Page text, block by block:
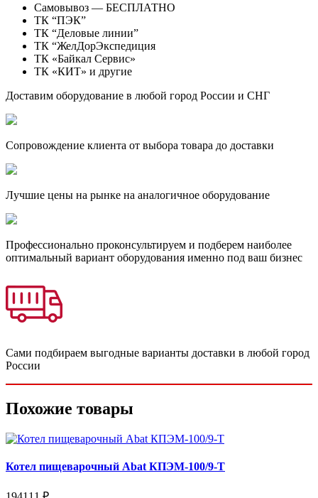
Самовывоз — БЕСПЛАТНО
ТК “ПЭК”
ТК “Деловые линии”
ТК “ЖелДорЭкспедиция
ТК «Байкал Сервис»
ТК «КИТ» и другие
Доставим оборудование в любой город России и СНГ
Сопровождение клиента от выбора товара до доставки
Лучшие цены на рынке на аналогичное оборудование
Профессионально проконсультируем и подберем наиболее
оптимальный вариант оборудования именно под ваш бизнес
Сами подбираем выгодные варианты доставки в любой город
России
Похожие товары
Котел пищеварочный Abat КПЭМ-100/9-Т